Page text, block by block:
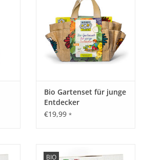
Buchweizen und weitere blühende
Bio Gartenset für junge
Entdecker
€19,99 *
BIO